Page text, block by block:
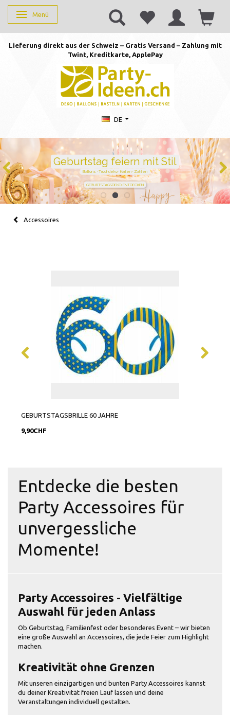
Anzeige ändern
Menü
Lieferung direkt aus der Schweiz – Gratis Versand – Zahlung mit
Twint, Kreditkarte, ApplePay
DE
Duftkerzen mit Zahlen –
persönlich schenken von 1 bis
105
Handgegossen · stilvoll · perfekt für jeden Geburtstag
JETZT ZAHL WÄHLEN
Accessoires
GEBURTSTAGSBRILLE 60 JAHRE
9,90CHF
Entdecke die besten
Party Accessoires für
unvergessliche
Momente!
Party Accessoires - Vielfältige
Auswahl für jeden Anlass
Ob Geburtstag, Familienfest oder besonderes Event – wir bieten
eine große Auswahl an Accessoires, die jede Feier zum Highlight
machen.
Kreativität ohne Grenzen
Mit unseren einzigartigen und bunten Party Accessoires kannst
du deiner Kreativität freien Lauf lassen und deine
Veranstaltungen individuell gestalten.